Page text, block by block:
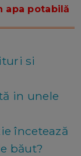
apa potabilă
si
in unele
încetează
băut?